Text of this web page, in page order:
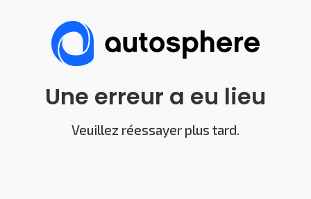
Une erreur a eu lieu
Veuillez réessayer plus tard.